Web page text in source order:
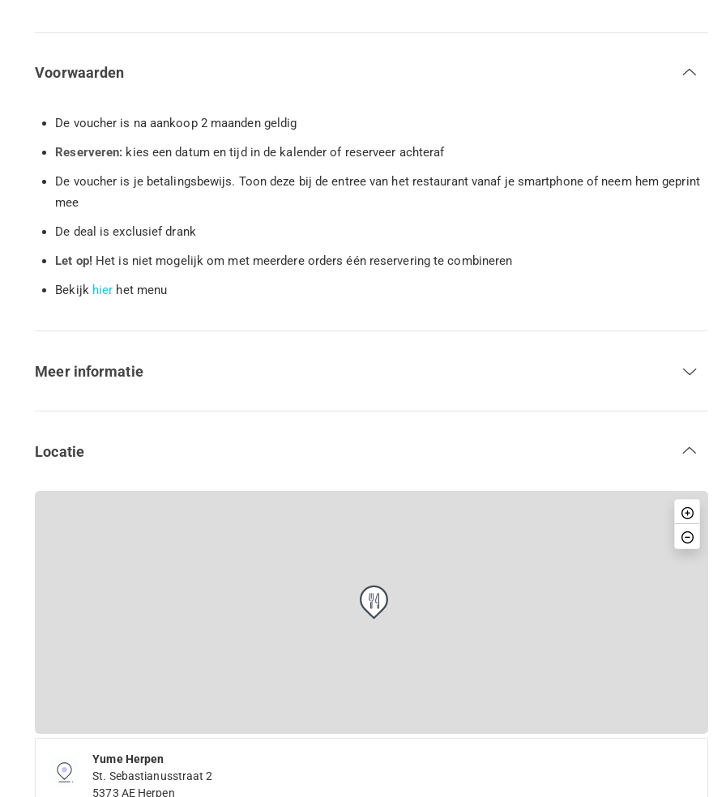
Voorwaarden
De voucher is na aankoop 2 maanden geldig
Reserveren: kies een datum en tijd in de kalender of reserveer achteraf
De voucher is je betalingsbewijs. Toon deze bij de entree van het restaurant vanaf je smartphone of neem hem geprint
mee
De deal is exclusief drank
Let op! Het is niet mogelijk om met meerdere orders één reservering te combineren
Bekijk hier het menu
Meer informatie
Locatie
Yume Herpen
St. Sebastianusstraat 2
5373 AE Herpen